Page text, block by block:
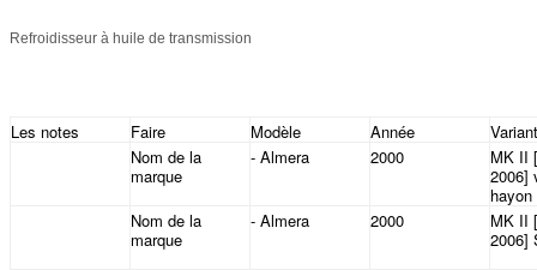
Refroidisseur à huile de transmission
Les notes Faire Modèle Année
Nom de la
marque
- Almera 2000
MK II
2006]
hayon
Nom de la
marque
- Almera 2000
MK II
2006]